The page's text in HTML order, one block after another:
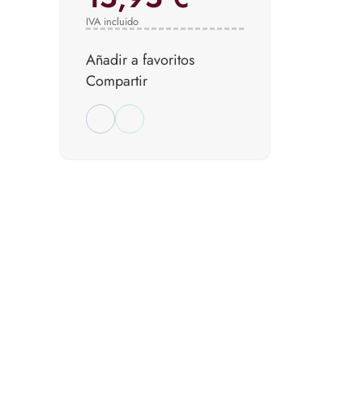
IVA incluido
Añadir a favoritos
Compartir